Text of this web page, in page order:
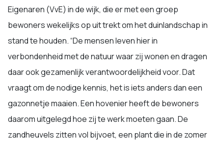
Eigenaren (VvE) in de wijk, die er met een groep
bewoners wekelijks op uit trekt om het duinlandschap in
stand te houden. “De mensen leven hier in
verbondenheid met de natuur waar zij wonen en dragen
daar ook gezamenlijk verantwoordelijkheid voor. Dat
vraagt om de nodige kennis, het is iets anders dan een
gazonnetje maaien. Een hovenier heeft de bewoners
daarom uitgelegd hoe zij te werk moeten gaan. De
zandheuvels zitten vol bijvoet, een plant die in de zomer